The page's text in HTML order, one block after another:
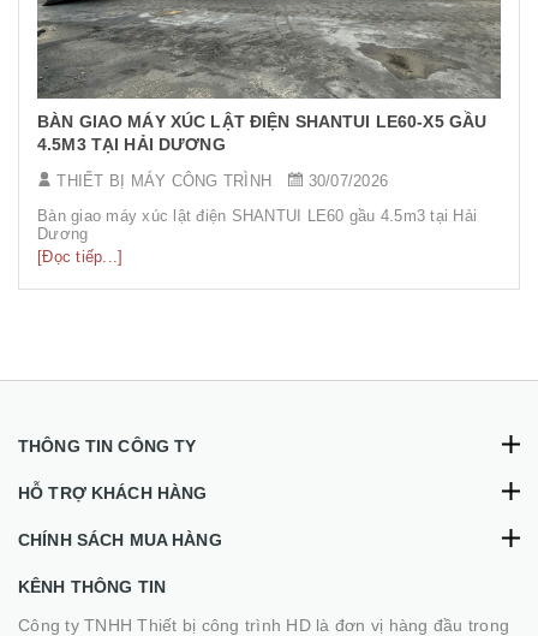
BÀN GIAO MÁY XÚC LẬT ĐIỆN SHANTUI LE60-X5 GẦU
4.5M3 TẠI HẢI DƯƠNG
THIẾT BỊ MÁY CÔNG TRÌNH
30/07/2026
Bàn giao máy xúc lật điện SHANTUI LE60 gầu 4.5m3 tại Hải
Dương
[Đọc tiếp...]
THÔNG TIN CÔNG TY
HỖ TRỢ KHÁCH HÀNG
CHÍNH SÁCH MUA HÀNG
KÊNH THÔNG TIN
Công ty TNHH Thiết bị công trình HD là đơn vị hàng đầu trong